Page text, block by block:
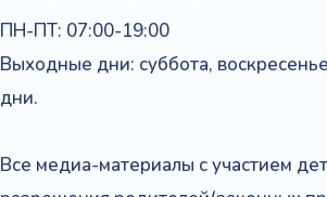
ПН-ПТ: 07:00-19:00
Выходные дни: суббота,
дни.
Все медиа-материалы с участием